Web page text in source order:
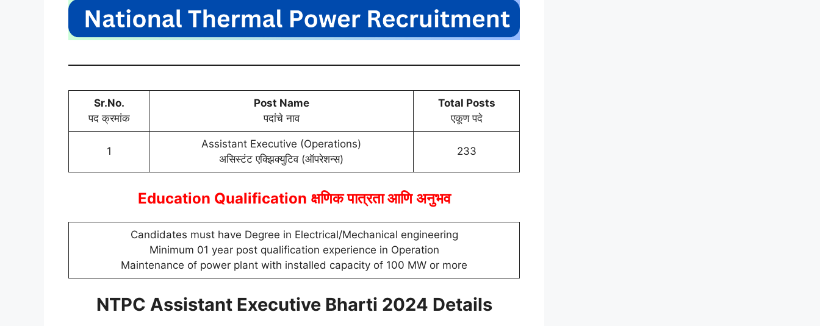
Sr.No.
पद क्रमांक
Post Name
पदांचे नाव
Total Posts
एकूण पदे
1
Assistant Executive (Operations)
असिस्टंट एक्झिक्युटिव (ऑपरेशन्स)
233
Education Qualification क्षणिक पात्रता आणि अनुभव
Candidates must have Degree in Electrical/Mechanical engineering
Minimum 01 year post qualification experience in Operation
Maintenance of power plant with installed capacity of 100 MW or more
NTPC Assistant Executive Bharti 2024 Details